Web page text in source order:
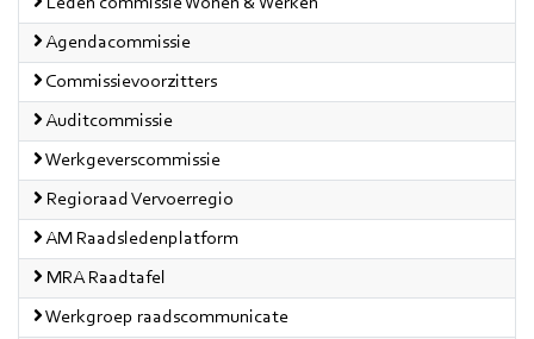
Agendacommissie
Commissievoorzitters
Auditcommissie
Werkgeverscommissie
Regioraad Vervoerregio
AM Raadsledenplatform
MRA Raadtafel
Werkgroep raadscommunicate